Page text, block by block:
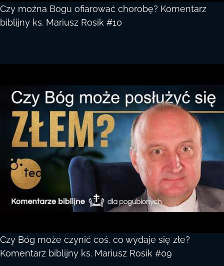
Czy można Bogu ofiarować chorobę? Komentarz
biblijny ks. Mariusz Rosik #10
Czy Bóg może czynić coś, co wydaje się złe?
Komentarz biblijny ks. Mariusz Rosik #09